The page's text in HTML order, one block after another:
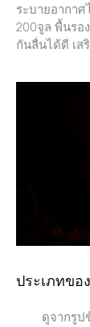
ระบายอากา
200จูล พื้นรอ
กันลื่นได้ดี เส
ประเภทขอ
ดูจากรูปข้า